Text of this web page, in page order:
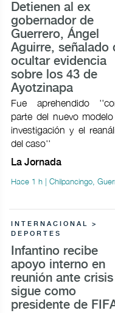
Detienen al ex
gobernador de
Guerrero, Ángel
Aguirre, señalado
ocultar evidencia
sobre los 43 de
Ayotzinapa
Fue aprehendido
parte del nuevo
investigación y el
del caso''
La Jornada
Hace 1 h | Chilpancingo,
INTERNACIONAL >
DEPORTES
Infantino recibe
apoyo interno en
reunión ante
sigue como
presidente de